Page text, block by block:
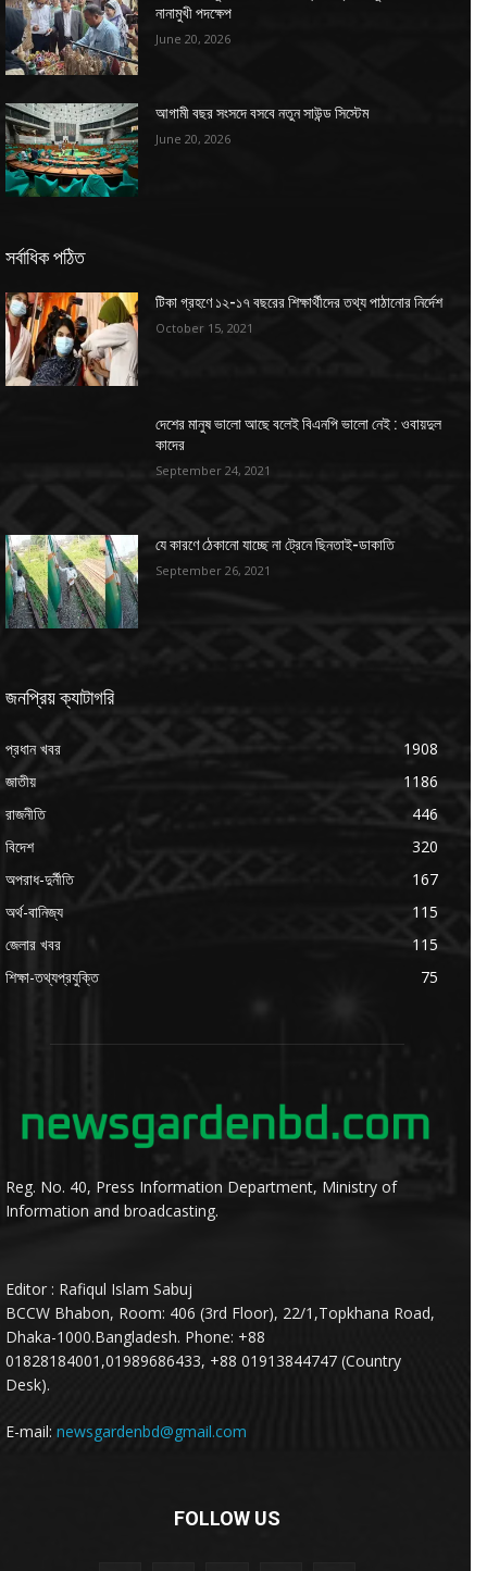
নানামুখী পদক্ষেপ
June 20, 2026
আগামী বছর সংসদে বসবে নতুন সাউন্ড সিস্টেম
June 20, 2026
সর্বাধিক পঠিত
টিকা গ্রহণে ১২-১৭ বছরের শিক্ষার্থীদের তথ্য পাঠানোর নির্দেশ
October 15, 2021
দেশের মানুষ ভালো আছে বলেই বিএনপি ভালো নেই : ওবায়দুল
কাদের
September 24, 2021
যে কারণে ঠেকানো যাচ্ছে না ট্রেনে ছিনতাই-ডাকাতি
September 26, 2021
জনপ্রিয় ক্যাটাগরি
প্রধান খবর
1908
জাতীয়
1186
রাজনীতি
446
বিদেশ
320
অপরাধ-দুর্নীতি
167
অর্থ-বানিজ্য
115
জেলার খবর
115
শিক্ষা-তথ্যপ্রযুক্তি
75
Reg. No. 40, Press Information Department, Ministry of
Information and broadcasting.
Editor : Rafiqul Islam Sabuj
BCCW Bhabon, Room: 406 (3rd Floor), 22/1,Topkhana Road,
Dhaka-1000.Bangladesh. Phone: +88
01828184001,01989686433, +88 01913844747 (Country
Desk).
E-mail: newsgardenbd@gmail.com
FOLLOW US